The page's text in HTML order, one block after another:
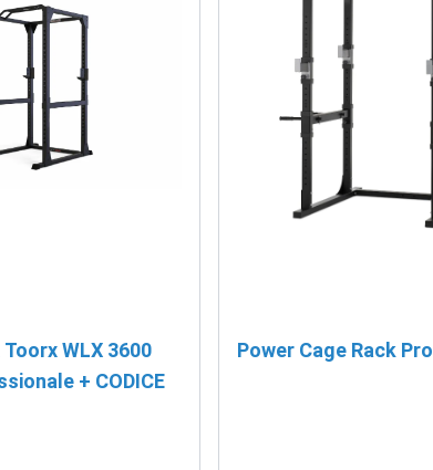
WLX 3600
+ CODICE
Power Cage Rack Pro